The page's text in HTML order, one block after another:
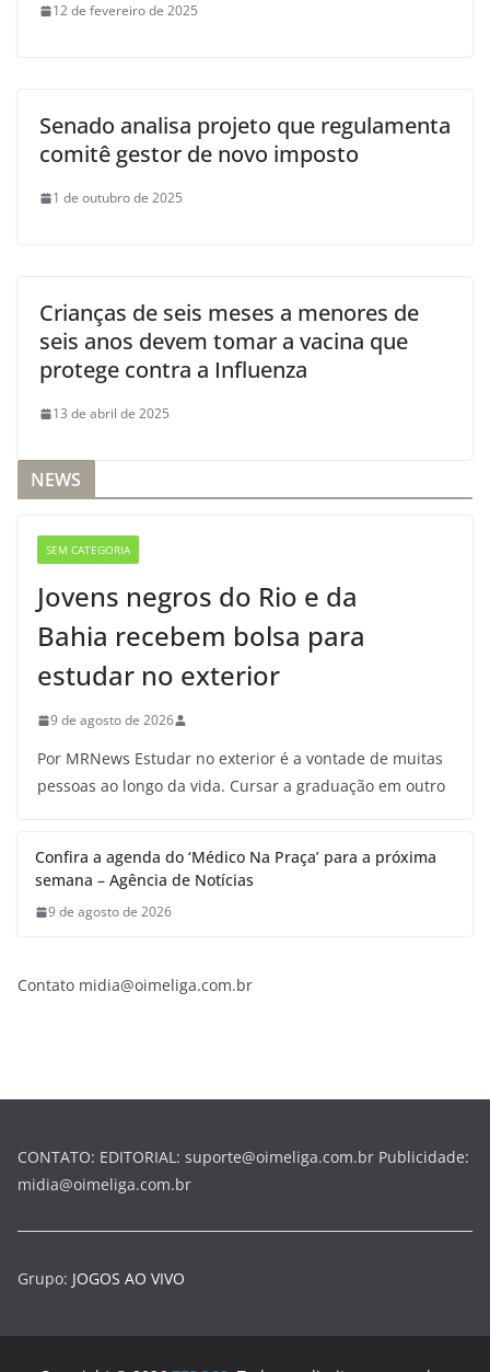
12 de fevereiro de 2025
Senado analisa projeto que regulamenta
comitê gestor de novo imposto
1 de outubro de 2025
Crianças de seis meses a menores de
seis anos devem tomar a vacina que
protege contra a Influenza
13 de abril de 2025
NEWS
SEM CATEGORIA
Jovens negros do Rio e da
Bahia recebem bolsa para
estudar no exterior
9 de agosto de 2026
Por MRNews Estudar no exterior é a vontade de muitas
pessoas ao longo da vida. Cursar a graduação em outro
Confira a agenda do ‘Médico Na Praça’ para a próxima
semana – Agência de Notícias
9 de agosto de 2026
Contato midia@oimeliga.com.br
CONTATO: EDITORIAL: suporte@oimeliga.com.br Publicidade:
midia@oimeliga.com.br
Grupo: JOGOS AO VIVO